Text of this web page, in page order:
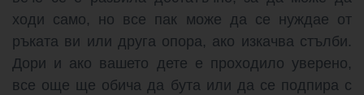
ходи само, но все пак може да се нуждае от
ръката ви или друга опора, ако изкачва стълби.
Дори и ако вашето дете е проходило уверено,
все още ще обича да бута или да се подпира с